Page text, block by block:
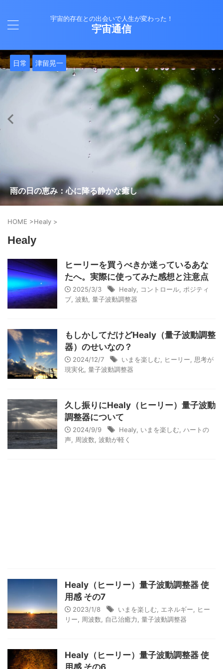
宇宙的存在との出会いで人生が変わった！
宇宙通信
日常 津留晃一
雨の日の恵み：心に降る静かな癒し
バシャール 日常 津留晃一
就職は人生の終着駅じゃない！自分らしい道を見つける方
法
Healy 日常
ヒーリーを買うべきか迷っているあなたへ。実際に使って
みた感想と注意点
バシャール 日常
エネルギーの法則 〜最近どハマりしていました〜
日常
現実を変える
日常
今、ここにいること
Healy 日常 津留晃一
もしかしてだけどHealy（量子波動調整器）のせいなの？
日常
iPad 第10世代買いました
Healy 日常
久し振りにHealy（ヒーリー）量子波動調整器について
日常
大谷さんの通訳、水原さんの解雇に思う
HOME >Healy >
Healy
ヒーリーを買うべきか迷っているあな
たへ。実際に使ってみた感想と注意点
2025/3/3 Healy コントロール ポジティ
ブ 波動 量子波動調整器
もしかしてだけどHealy（量子波動調整
器）のせいなの？
2024/12/7 いまを楽しむ ヒーリー
思考が
現実化 量子波動調整器
久し振りにHealy（ヒーリー）量子波動
調整器について
2024/9/9 Healy いまを楽しむ ハートの
声
周波数 波動が軽く
Healy（ヒーリー）量子波動調整器 使
用感 その7
2023/1/8 いまを楽しむ エネルギー
ヒー
リー
周波数 自己治癒力 量子波動調整器
Healy（ヒーリー）量子波動調整器 使
用感 その6